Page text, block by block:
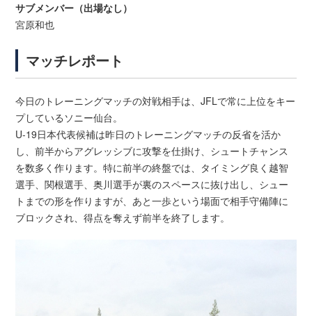
サブメンバー（出場なし）
宮原和也
マッチレポート
今日のトレーニングマッチの対戦相手は、JFLで常に上位をキー
プしているソニー仙台。
U-19日本代表候補は昨日のトレーニングマッチの反省を活か
し、前半からアグレッシブに攻撃を仕掛け、シュートチャンス
を数多く作ります。特に前半の終盤では、タイミング良く越智
選手、関根選手、奥川選手が裏のスペースに抜け出し、シュー
トまでの形を作りますが、あと一歩という場面で相手守備陣に
ブロックされ、得点を奪えず前半を終了します。